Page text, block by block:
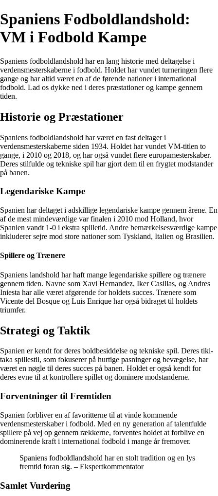
Spaniens Fodboldlandshold:
VM i Fodbold Kampe
Spaniens fodboldlandshold har en lang historie med deltagelse i
verdensmesterskaberne i fodbold. Holdet har vundet turneringen flere
gange og har altid været en af de førende nationer i international
fodbold. Lad os dykke ned i deres præstationer og kampe gennem
tiden.
Historie og Præstationer
Spaniens fodboldlandshold har været en fast deltager i
verdensmesterskaberne siden 1934. Holdet har vundet VM-titlen to
gange, i 2010 og 2018, og har også vundet flere europamesterskaber.
Deres stilfulde og tekniske spil har gjort dem til en frygtet modstander
på banen.
Legendariske Kampe
Spanien har deltaget i adskillige legendariske kampe gennem årene. En
af de mest mindeværdige var finalen i 2010 mod Holland, hvor
Spanien vandt 1-0 i ekstra spilletid. Andre bemærkelsesværdige kampe
inkluderer sejre mod store nationer som Tyskland, Italien og Brasilien.
Spillere og Trænere
Spaniens landshold har haft mange legendariske spillere og trænere
gennem tiden. Navne som Xavi Hernandez, Iker Casillas, og Andres
Iniesta har alle været afgørende for holdets succes. Trænere som
Vicente del Bosque og Luis Enrique har også bidraget til holdets
triumfer.
Strategi og Taktik
Spanien er kendt for deres boldbesiddelse og tekniske spil. Deres tiki-
taka spillestil, som fokuserer på hurtige pasninger og bevægelse, har
været en nøgle til deres succes på banen. Holdet er også kendt for
deres evne til at kontrollere spillet og dominere modstanderne.
Forventninger til Fremtiden
Spanien forbliver en af favoritterne til at vinde kommende
verdensmesterskaber i fodbold. Med en ny generation af talentfulde
spillere på vej op gennem rækkerne, forventes holdet at forblive en
dominerende kraft i international fodbold i mange år fremover.
Spaniens fodboldlandshold har en stolt tradition og en lys
fremtid foran sig. – Ekspertkommentator
Samlet Vurdering